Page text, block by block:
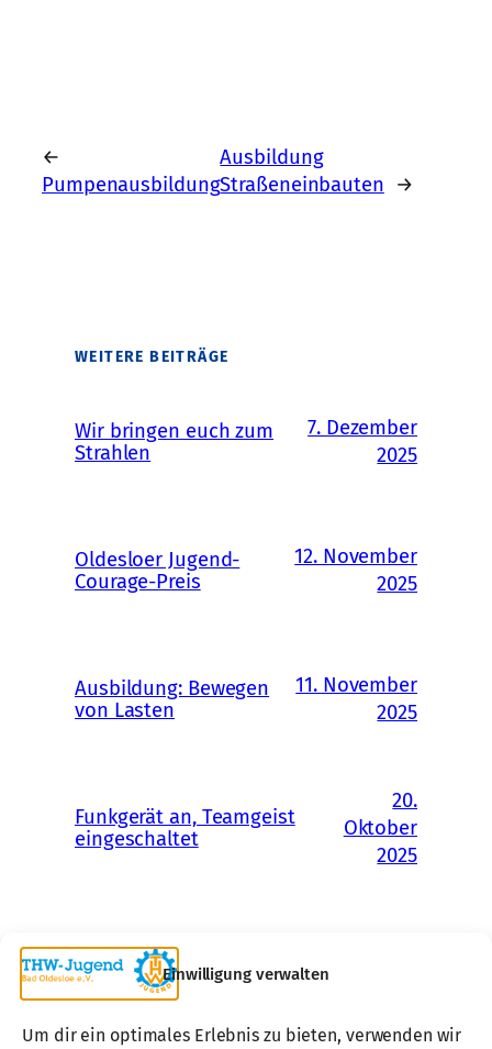
Einwilligung verwalten
Um dir ein optimales Erlebnis zu bieten, verwenden wir
←
Pumpenausbildung
Ausbildung
Straßeneinbauten →
WEITERE BEITRÄGE
Wir bringen euch zum
Strahlen
7. Dezember
2025
Oldesloer Jugend-
Courage-Preis
12. November
2025
Ausbildung: Bewegen
von Lasten
11. November
2025
Funkgerät an, Teamgeist
eingeschaltet
20.
Oktober
2025